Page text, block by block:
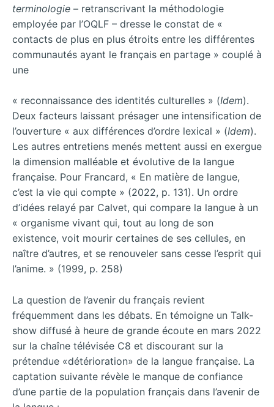
terminologie – retranscrivant la méthodologie
employée par l’OQLF – dresse le constat de «
contacts de plus en plus étroits entre les différentes
communautés ayant le français en partage » couplé à
une
« reconnaissance des identités culturelles » (Idem).
Deux facteurs laissant présager une intensification de
l’ouverture « aux différences d’ordre lexical » (Idem).
Les autres entretiens menés mettent aussi en exergue
la dimension malléable et évolutive de la langue
française. Pour Francard, « En matière de langue,
c’est la vie qui compte » (2022, p. 131). Un ordre
d’idées relayé par Calvet, qui compare la langue à un
« organisme vivant qui, tout au long de son
existence, voit mourir certaines de ses cellules, en
naître d’autres, et se renouveler sans cesse l’esprit qui
l’anime. » (1999, p. 258)
La question de l’avenir du français revient
fréquemment dans les débats. En témoigne un Talk-
show diffusé à heure de grande écoute en mars 2022
sur la chaîne télévisée C8 et discourant sur la
prétendue «détérioration» de la langue française. La
captation suivante révèle le manque de confiance
d’une partie de la population français dans l’avenir de